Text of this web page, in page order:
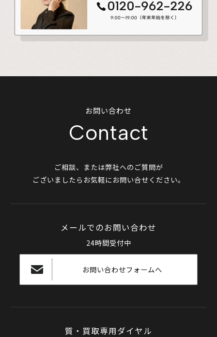
お問い合わせ
Contact
ご相談、または弊社へのご質問が
ございましたらお気軽にお問い合せください。
メールでのお問い合わせ
24時間受付中
お問い合わせフォームへ
質・買取専用ダイヤル